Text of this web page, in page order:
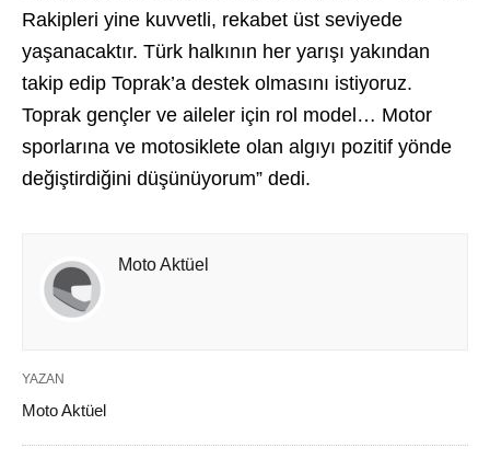
Rakipleri yine kuvvetli, rekabet üst seviyede
yaşanacaktır. Türk halkının her yarışı yakından
takip edip Toprak’a destek olmasını istiyoruz.
Toprak gençler ve aileler için rol model… Motor
sporlarına ve motosiklete olan algıyı pozitif yönde
değiştirdiğini düşünüyorum” dedi.
Moto Aktüel
YAZAN
Moto Aktüel